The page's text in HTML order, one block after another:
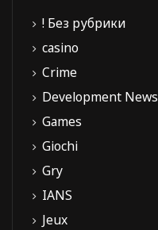
! Без рубрики
casino
Crime
Development News
Games
Giochi
Gry
IANS
Jeux